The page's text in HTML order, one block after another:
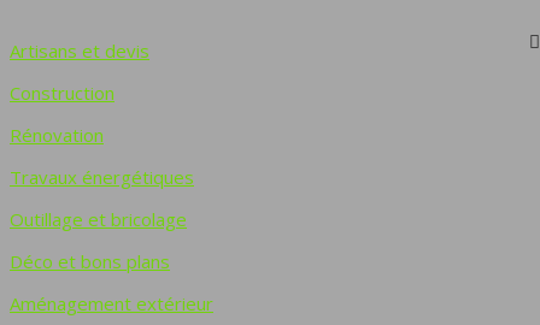
Artisans et devis
Construction
Rénovation
Travaux énergétiques
Outillage et bricolage
Déco et bons plans
Aménagement extérieur